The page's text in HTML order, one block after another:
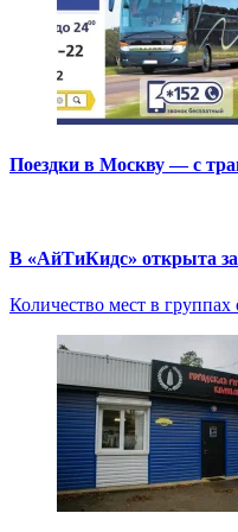
Поездки в Москву — с
В «АйТиКидс» открыта
Количество мест в группах